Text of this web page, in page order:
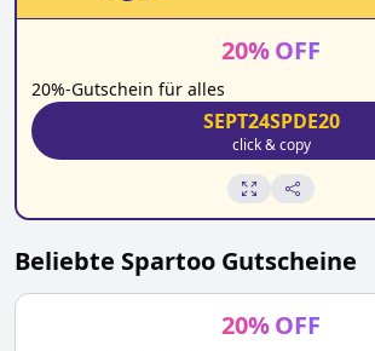
20%OFF
20%-Gutschein für alles
SEPT24SPDE20
click & copy
Beliebte Spartoo Gutscheine
20%OFF